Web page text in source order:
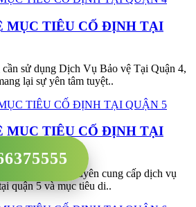
MỤC TIÊU CỐ ĐỊNH TẠI
sử dụng Dịch Vụ Bảo vệ Tại Quận 4,
lại sự yên tâm tuyệt..
MỤC TIÊU CỐ ĐỊNH TẠI
Ty Đông Hải chuyên cung cấp dịch vụ
quận 5 và mục tiêu di..